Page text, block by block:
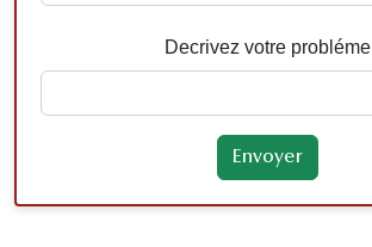
Decrivez votre probléme